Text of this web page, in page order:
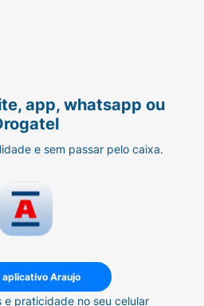
app, whatsapp ou
e sem passar pelo caixa.
aplicativo Araujo
e praticidade no seu celular